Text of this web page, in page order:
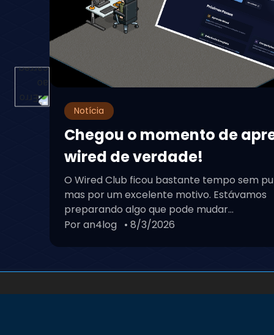
Notícia
Chegou o momento de
wired de verdade!
O Wired Club ficou bastante tempo sem
mas por um excelente motivo. Estávamos
preparando algo que pode mudar...
Por an4log • 8/3/2026